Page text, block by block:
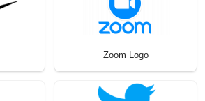
Zoom Logo